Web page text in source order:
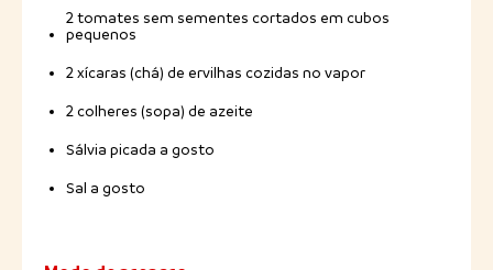
2 tomates sem sementes cortados em cubos
pequenos
2 xícaras (chá) de ervilhas cozidas no vapor
2 colheres (sopa) de azeite
Sálvia picada a gosto
Sal a gosto